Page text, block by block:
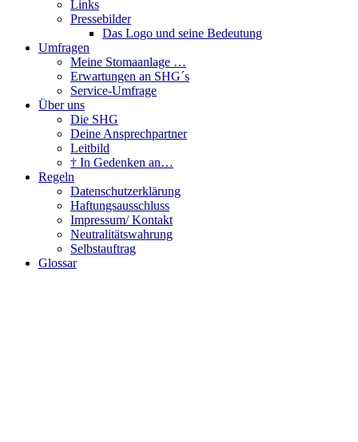
Links
Pressebilder
Das Logo und seine Bedeutung
Umfragen
Meine Stomaanlage …
Erwartungen an SHG´s
Service-Umfrage
Über uns
Die SHG
Deine Ansprechpartner
Leitbild
† In Gedenken an…
Regeln
Datenschutzerklärung
Haftungsausschluss
Impressum/ Kontakt
Neutralitätswahrung
Selbstauftrag
Glossar